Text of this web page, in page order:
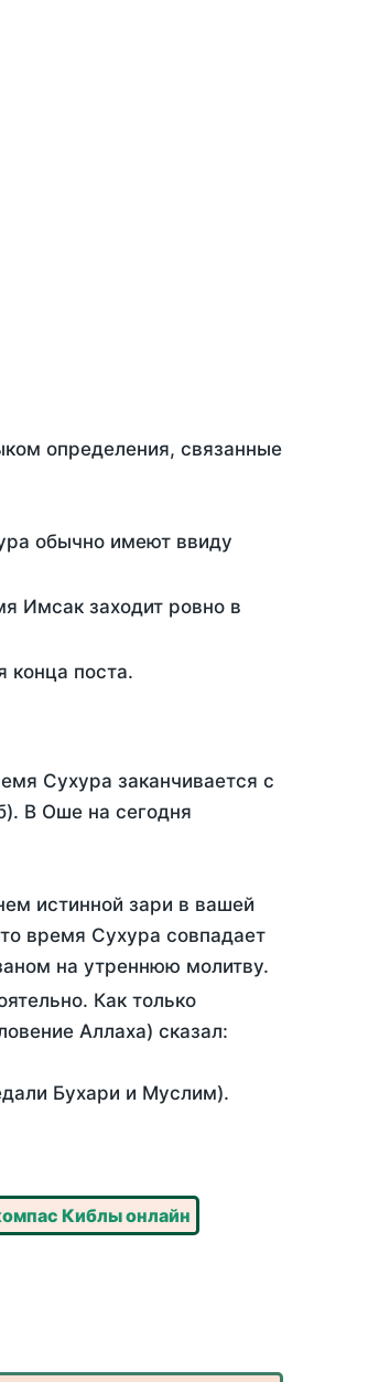
определения, связанные
обычно имеют ввиду
Имсак заходит ровно в
поста.
Сухура заканчивается с
В Оше на сегодня
истинной зари в вашей
время Сухура совпадает
на утреннюю молитву.
Как только
Аллаха) сказал:
Бухари и Муслим).
Киблы онлайн